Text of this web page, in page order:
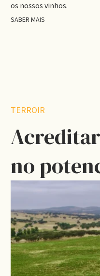
Venha ao nosso encontro
vinhas que nos rodeiam,
TERROIR
no